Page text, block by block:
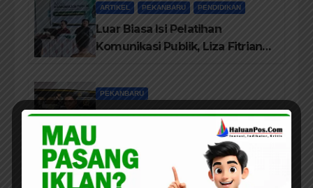
ARTIKEL PEKANBARU PENDIDIKAN
Luar Biasa Isi Pelatihan
Komunikasi Publik, Liza Fitriani
PEKANBARU
Dewan Berharap, RT/RW Sudah
Dilantik Dapat Memberikan
Pelayanan Terbaik Kepada
Masyarakat
PEKANBARU